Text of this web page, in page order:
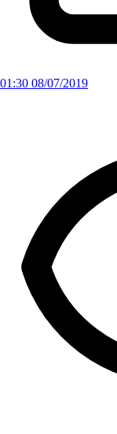
01:30 08/07/2019